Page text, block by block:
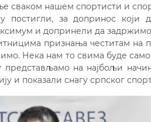
сваком нашем спортисти и
постигли, за допринос који
и допринели да
признања честитам на
Нека нам то свима буде
представљамо на најбољи
и показали снагу српског